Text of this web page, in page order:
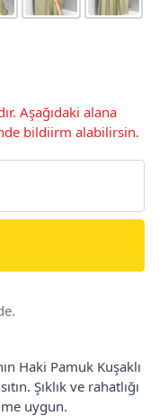
Aşağıdaki alana
bildiirm alabilirsin.
Haki Pamuk Kuşaklı
Şıklık ve rahatlığı
uygun.